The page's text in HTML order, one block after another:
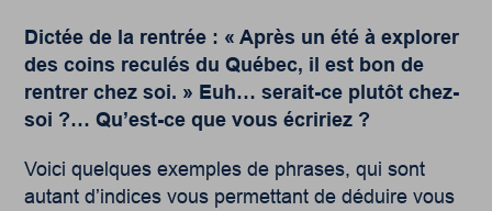
Dictée de la rentrée : « Après un été à explorer
des coins reculés du Québec, il est bon de
rentrer chez soi. » Euh… serait-ce plutôt chez-
soi ?… Qu’est-ce que vous écririez ?
Voici quelques exemples de phrases, qui sont
autant d’indices vous permettant de déduire vous